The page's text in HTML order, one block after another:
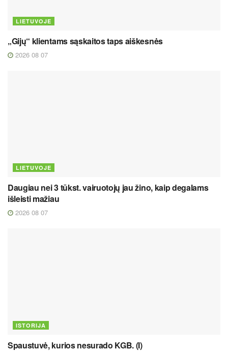
LIETUVOJE
„Gijų“ klientams sąskaitos taps aiškesnės
2026 08 07
LIETUVOJE
Daugiau nei 3 tūkst. vairuotojų jau žino, kaip degalams
išleisti mažiau
2026 08 07
ISTORIJA
Spaustuvė, kurios nesurado KGB. (I)